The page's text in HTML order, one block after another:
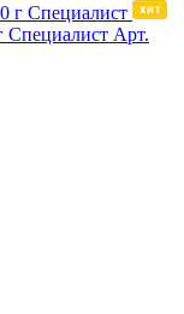
Специалист Арт.